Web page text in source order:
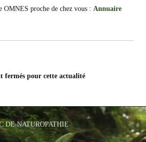
OMNES proche de chez vous : Annuaire
fermés pour cette actualité
DE NATUROPATHIE